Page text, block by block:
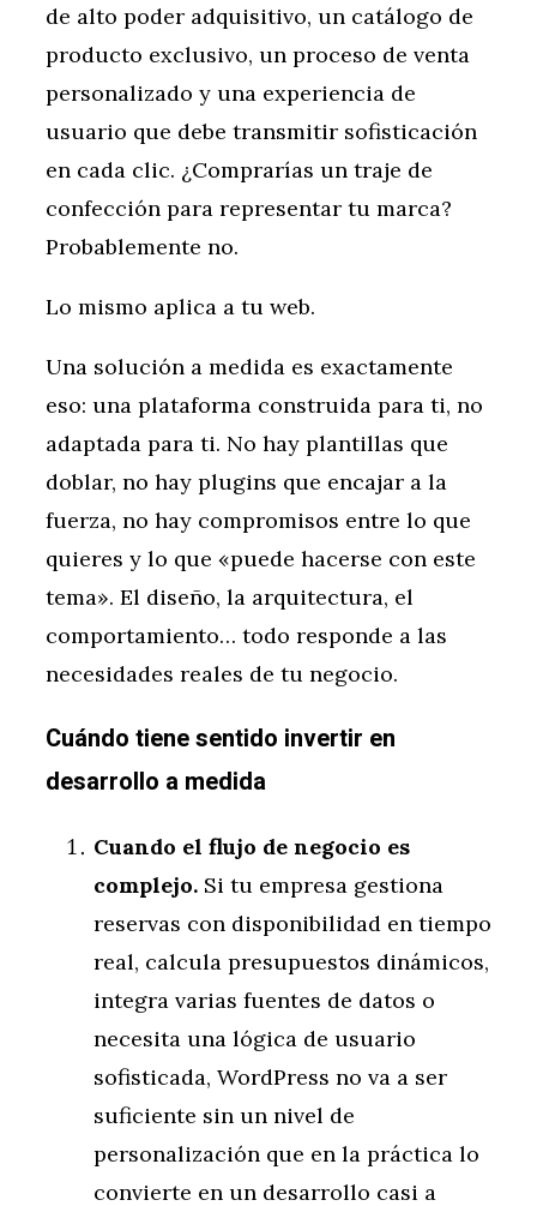
de alto poder adquisitivo, un catálogo de
producto exclusivo, un proceso de venta
personalizado y una experiencia de
usuario que debe transmitir sofisticación
en cada clic. ¿Comprarías un traje de
confección para representar tu marca?
Probablemente no.
Lo mismo aplica a tu web.
Una solución a medida es exactamente
eso: una plataforma construida para ti, no
adaptada para ti. No hay plantillas que
doblar, no hay plugins que encajar a la
fuerza, no hay compromisos entre lo que
quieres y lo que «puede hacerse con este
tema». El diseño, la arquitectura, el
comportamiento… todo responde a las
necesidades reales de tu negocio.
Cuándo tiene sentido invertir en
desarrollo a medida
Cuando el flujo de negocio es
complejo. Si tu empresa gestiona
reservas con disponibilidad en tiempo
real, calcula presupuestos dinámicos,
integra varias fuentes de datos o
necesita una lógica de usuario
sofisticada, WordPress no va a ser
suficiente sin un nivel de
personalización que en la práctica lo
convierte en un desarrollo casi a